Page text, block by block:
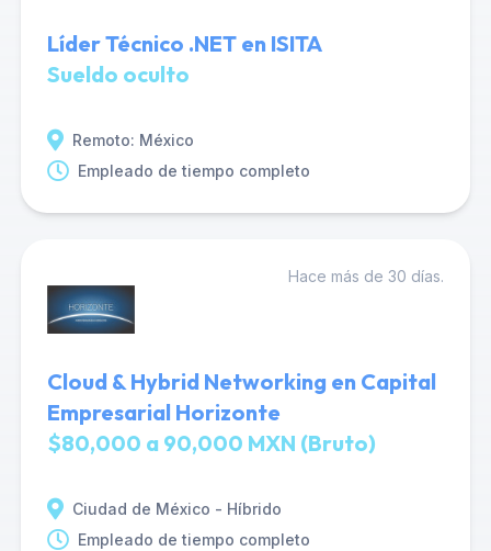
Líder Técnico .NET en ISITA
Sueldo oculto
Remoto: México
Empleado de tiempo completo
Hace más de 30 días.
Cloud & Hybrid Networking en Capital
Empresarial Horizonte
$80,000 a 90,000 MXN (Bruto)
Ciudad de México - Híbrido
Empleado de tiempo completo